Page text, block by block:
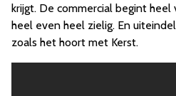
krijgt. De commercial begint
heel even heel zielig. En
zoals het hoort met Kerst.